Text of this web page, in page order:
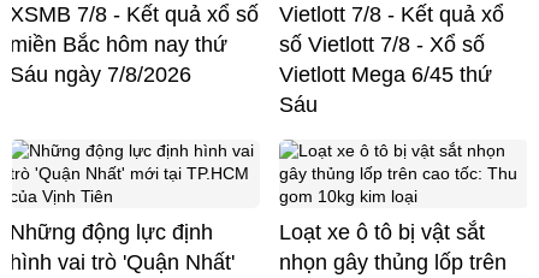
XSMB 7/8 - Kết quả xổ số
miền Bắc hôm nay thứ
Sáu ngày 7/8/2026
Vietlott 7/8 - Kết quả xổ
số Vietlott 7/8 - Xổ số
Vietlott Mega 6/45 thứ
Sáu
Những động lực định
hình vai trò 'Quận Nhất'
Loạt xe ô tô bị vật sắt
nhọn gây thủng lốp trên